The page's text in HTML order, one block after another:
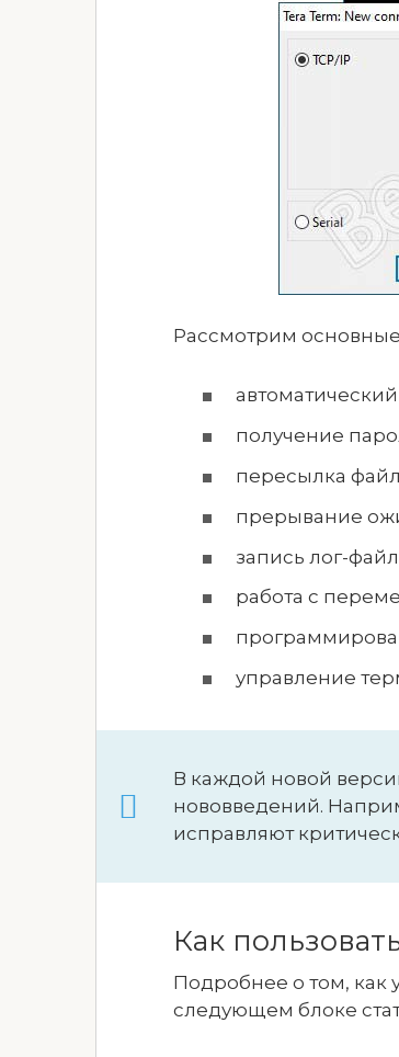
Рассмотрим
получение
пересылка
прерывание
запись лог-
работа с
управление
В каждой новой
нововведений.
исправляют
Как
Подробнее о том, как
следующем блоке